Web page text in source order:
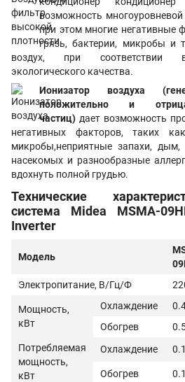
возможность
при этом многие негативные
грязь, бактерии, микробы и
воздух, при соответствии
экологического качества.
Ионизатор воздуха
положительно и
частиц) дает возможность
негативных факторов, таких
микробы,неприятные запахи,
насекомых и разнообразные
вдохнуть полной грудью.
Технические
система Midea MSMA-
Inverter
Модель
Электропитание, В/Гц/Ф
Мощность,
кВт
Охлаждение
Обогрев
Потребляемая
мощность,
кВт
Охлаждение
Обогрев